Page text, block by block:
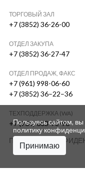
ТОРГОВЫЙ ЗАЛ
+7 (3852) 36-26-00
ОТДЕЛ ЗАКУПА
+7 (3852) 36-27-47
ОТДЕЛ ПРОДАЖ, ФАКС
+7 (961) 998-06-60
+7 (3852) 36–22–36
ТЕХПОДДЕРЖКА (WA)
+7 (964) 603-78-96
ПОЛИТИКА
Пользуясь сайтом,
политику
Принимаю